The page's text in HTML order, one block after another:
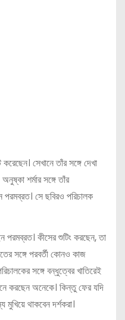
সেখানে তাঁর সঙ্গে দেখা
শর্মার সঙ্গে তাঁর
পরমব্রত। সে ছবিরও পরিচালক
কীসের শুটিং করছেন, তা
সঙ্গে পরবর্তী কোনও কাজ
সঙ্গে বন্ধুত্বের খাতিরেই
করছেন অনেকে। কিন্তু ফের যদি
থাকবেন দর্শকরা।